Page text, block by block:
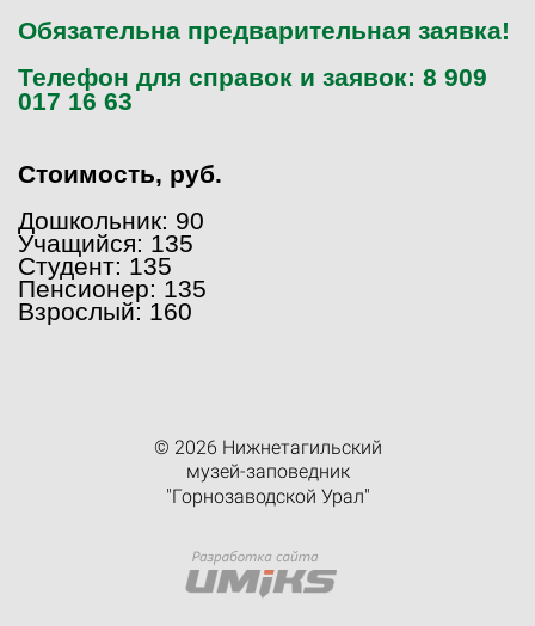
Обязательна предварительная заявка!
Телефон для справок и заявок: 8 909
017 16 63
Стоимость, руб.
Дошкольник: 90
Учащийся: 135
Студент: 135
Пенсионер: 135
Взрослый: 160
© 2026 Нижнетагильский
музей-заповедник
"Горнозаводской Урал"